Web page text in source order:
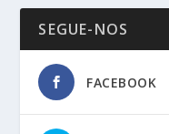
SEGUE-NOS
FACEBOOK